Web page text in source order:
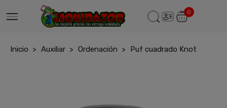
0
Inicio Auxiliar Ordenación Puf cuadrado Knot